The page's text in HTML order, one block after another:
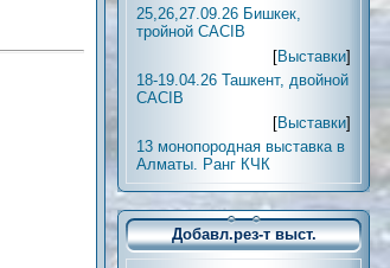
25,26,27.09.26 Бишкек,
тройной CACIB
[Выставки]
18-19.04.26 Ташкент, двойной
CACIB
[Выставки]
13 монопородная выставка в
Алматы. Ранг КЧК
Добавл.рез-т выст.